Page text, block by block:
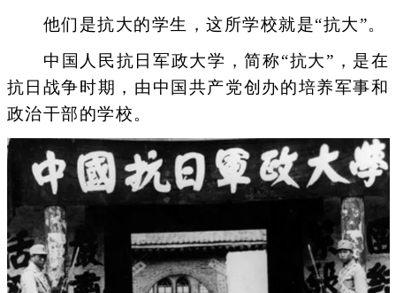
他们是抗大的学生，这所学校就是“抗大”。
中国人民抗日军政大学，简称“抗大”，是在
抗日战争时期，由中国共产党创办的培养军事和
政治干部的学校。